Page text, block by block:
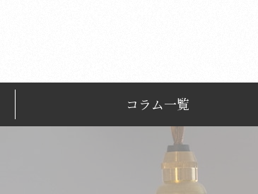
コラム一覧